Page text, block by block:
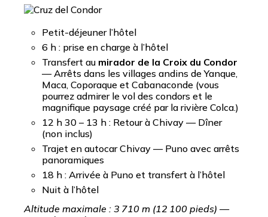
Petit-déjeuner l’hôtel
6 h : prise en charge à l’hôtel
Transfert au mirador de la Croix du Condor
— Arrêts dans les villages andins de Yanque,
Maca, Coporaque et Cabanaconde (vous
pourrez admirer le vol des condors et le
magnifique paysage créé par la rivière Colca.)
12 h 30 – 13 h : Retour à Chivay — Dîner
(non inclus)
Trajet en autocar Chivay — Puno avec arrêts
panoramiques
18 h : Arrivée à Puno et transfert à l’hôtel
Nuit à l’hôtel
Altitude maximale : 3 710 m (12 100 pieds) —